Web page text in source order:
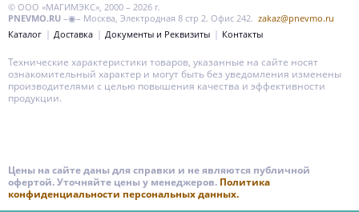
© ООО «МАГИМЭКС», 2000 – 2026 г.
PNEVMO.RU –◉– Москва, Электродная 8 стр 2. Офис 242. zakaz@pnevmo.ru
Каталог
Доставка Документы и Реквизиты Контакты
Технические характеристики товаров, указанные на сайте носят
ознакомительный характер и могут быть без уведомления изменены
производителями с целью повышения качества и эффективности
продукции.
Цены на сайте даны для справки и не являются публичной
офертой. Уточняйте цены у менеджеров. Политика
конфиденциальности персональных данных.